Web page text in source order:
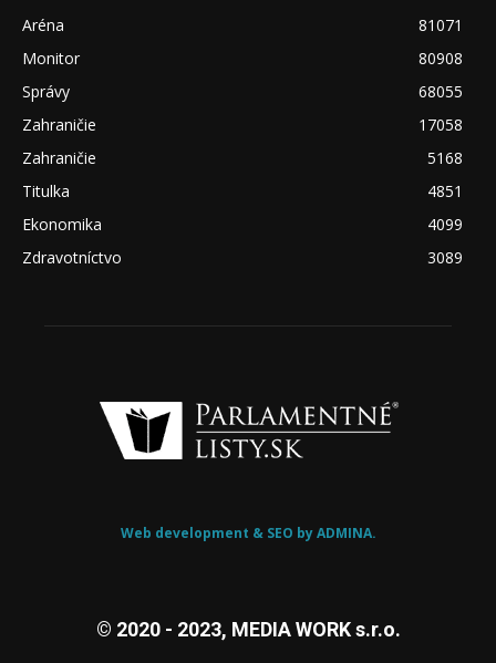
Aréna
81071
Monitor
80908
Správy
68055
Zahraničie
17058
Zahraničie
5168
Titulka
4851
Ekonomika
4099
Zdravotníctvo
3089
Web development & SEO by ADMINA.
© 2020 - 2023, MEDIA WORK s.r.o.